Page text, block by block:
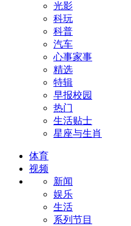
光影
科玩
科普
汽车
心事家事
精选
特辑
早报校园
热门
生活贴士
星座与生肖
体育
视频
新闻
娱乐
生活
系列节目